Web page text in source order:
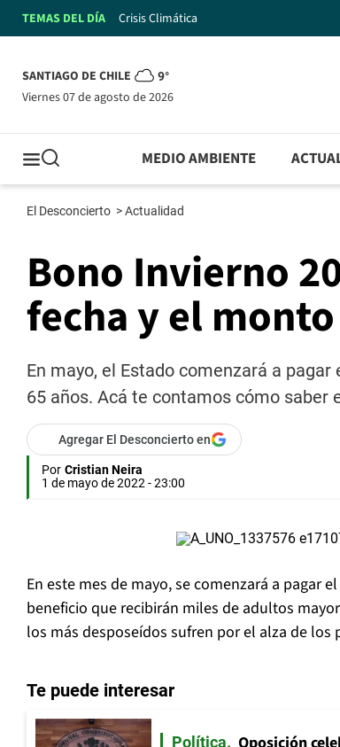
TEMAS DEL DÍA Crisis Climática
SANTIAGO DE CHILE 9°
viernes 07 de agosto de 2026
MEDIO AMBIENTE
El Desconcierto >Actualidad
Bono Invierno
fecha y el
En mayo, el Estado comenzará a
65 años. Acá te contamos cómo saber
Agregar El Desconcierto en
Por Cristian Neira
1 de mayo de 2022 - 23:00
En este mes de mayo, se comenzará a pagar
beneficio que recibirán miles de adultos
los más desposeídos sufren por el alza de los
Te puede interesar
Política